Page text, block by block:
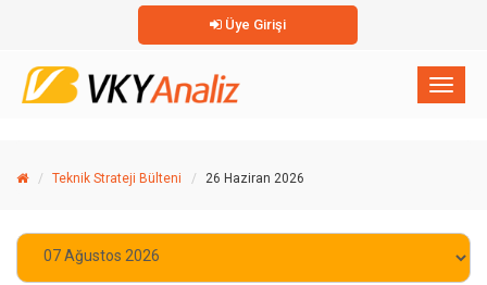
Üye Girişi
×
Teknik Strateji Bülteni 26 Haziran 2026